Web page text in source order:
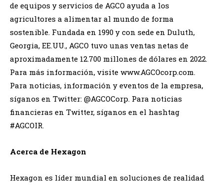
de equipos y servicios de AGCO ayuda a los
agricultores a alimentar al mundo de forma
sostenible. Fundada en 1990 y con sede en Duluth,
Georgia, EE.UU., AGCO tuvo unas ventas netas de
aproximadamente 12.700 millones de dólares en 2022.
Para más información, visite www.AGCOcorp.com.
Para noticias, información y eventos de la empresa,
síganos en Twitter: @AGCOCorp. Para noticias
financieras en Twitter, síganos en el hashtag
#AGCOIR.
Acerca de Hexagon
Hexagon es líder mundial en soluciones de realidad